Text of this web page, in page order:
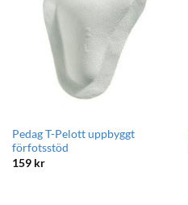
Pedag T-Pelott uppbyggt
förfotsstöd
159 kr